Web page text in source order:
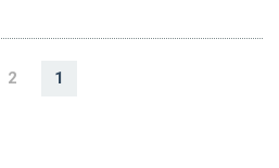
1
2